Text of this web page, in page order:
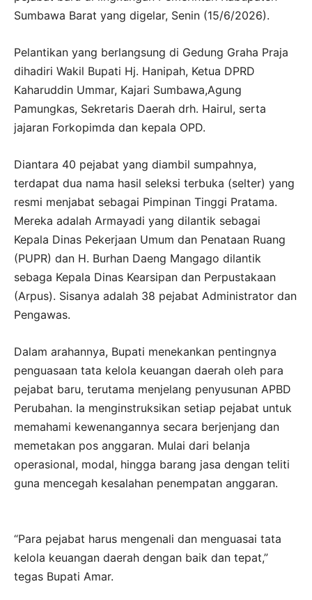
Sumbawa Barat yang digelar, Senin (15/6/2026).
Pelantikan yang berlangsung di Gedung Graha Praja
dihadiri Wakil Bupati Hj. Hanipah, Ketua DPRD
Kaharuddin Ummar, Kajari Sumbawa,Agung
Pamungkas, Sekretaris Daerah drh. Hairul, serta
jajaran Forkopimda dan kepala OPD.
Diantara 40 pejabat yang diambil sumpahnya,
terdapat dua nama hasil seleksi terbuka (selter) yang
resmi menjabat sebagai Pimpinan Tinggi Pratama.
Mereka adalah Armayadi yang dilantik sebagai
Kepala Dinas Pekerjaan Umum dan Penataan Ruang
(PUPR) dan H. Burhan Daeng Mangago dilantik
sebaga Kepala Dinas Kearsipan dan Perpustakaan
(Arpus). Sisanya adalah 38 pejabat Administrator dan
Pengawas.
Dalam arahannya, Bupati menekankan pentingnya
penguasaan tata kelola keuangan daerah oleh para
pejabat baru, terutama menjelang penyusunan APBD
Perubahan. Ia menginstruksikan setiap pejabat untuk
memahami kewenangannya secara berjenjang dan
memetakan pos anggaran. Mulai dari belanja
operasional, modal, hingga barang jasa dengan teliti
guna mencegah kesalahan penempatan anggaran.
“Para pejabat harus mengenali dan menguasai tata
kelola keuangan daerah dengan baik dan tepat,”
tegas Bupati Amar.